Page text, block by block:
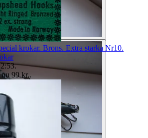
krokar. Brons. Extra starka Nr10.
.
99 kr,.